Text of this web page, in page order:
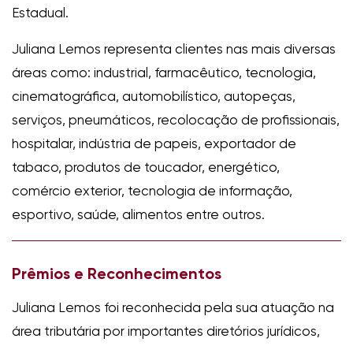
Estadual.
Juliana Lemos representa clientes nas mais diversas
áreas como: industrial, farmacêutico, tecnologia,
cinematográfica, automobilístico, autopeças,
serviços, pneumáticos, recolocação de profissionais,
hospitalar, indústria de papeis, exportador de
tabaco, produtos de toucador, energético,
comércio exterior, tecnologia de informação,
esportivo, saúde, alimentos entre outros.
Prêmios e Reconhecimentos
Juliana Lemos foi reconhecida pela sua atuação na
área tributária por importantes diretórios jurídicos,